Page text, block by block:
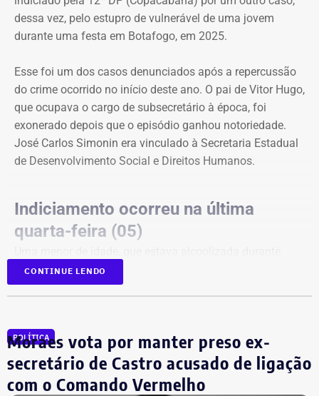
dessa vez, pelo estupro de vulnerável de uma jovem
durante uma festa em Botafogo, em 2025.
Esse foi um dos casos denunciados após a repercussão
do crime ocorrido no início deste ano. O pai de Vitor Hugo,
que ocupava o cargo de subsecretário à época, foi
exonerado depois que o episódio ganhou notoriedade.
José Carlos Simonin era vinculado à Secretaria Estadual
de Desenvolvimento Social e Direitos Humanos.
Indiciamento ocorreu na última
quarta-feira (05)
uma festa em Botafogo, na Zona Sul do Rio, disse que
Vitor Hugo a forçou a fazer sexo oral, apesar de ela ter
tentou tocar a vítima sem consentimento em diferentes
momentos da festa. Segundo os depoimentos, ela teria
contado, aos prantos, o que havia acontecido.
CONTINUE LENDO
POLÍTICA
Moraes vota por manter preso ex-
secretário de Castro acusado de ligação
com o Comando Vermelho